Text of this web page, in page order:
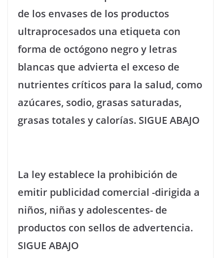
de los envases de los productos
ultraprocesados una etiqueta con
forma de octógono negro y letras
blancas que advierta el exceso de
nutrientes críticos para la salud, como
azúcares, sodio, grasas saturadas,
grasas totales y calorías. SIGUE ABAJO
La ley establece la prohibición de
emitir publicidad comercial -dirigida a
niños, niñas y adolescentes- de
productos con sellos de advertencia.
SIGUE ABAJO